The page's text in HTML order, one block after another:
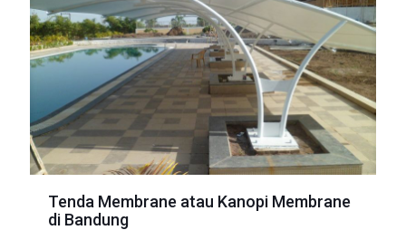
Tenda Membrane atau Kanopi Membrane
di Bandung